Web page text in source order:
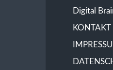
Digital
KONTAKT